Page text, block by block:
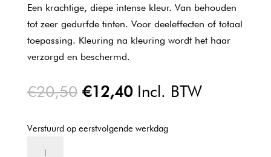
Een krachtige, diepe intense kleur. Van behouden
tot zeer gedurfde tinten. Voor deeleffecten of totaal
toepassing. Kleuring na kleuring wordt het haar
verzorgd en beschermd.
€20,50 Oorspronkelijke
was:
€20,50.
€12,40Huidige
is:
€12,40.
Incl. BTW
Verstuurd op eerstvolgende werkdag